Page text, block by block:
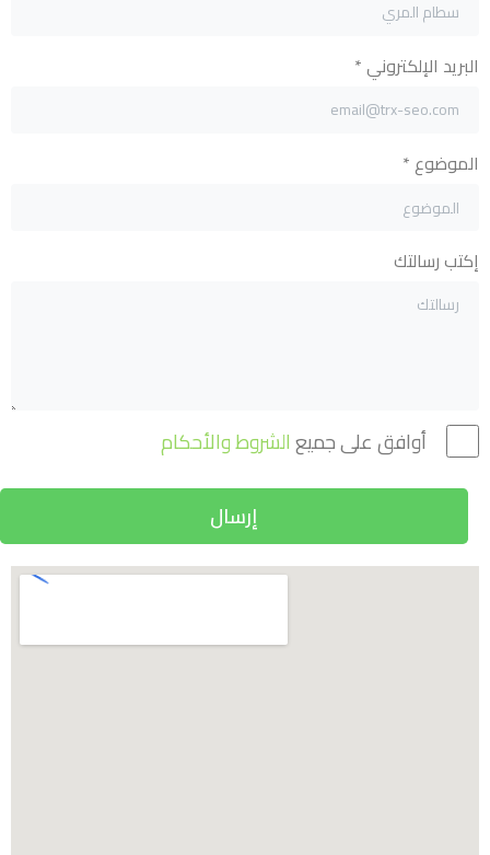
البريد الإلكتروني *
الموضوع *
إكتب رسالتك
أوافق على جميعالشروط والأحكام